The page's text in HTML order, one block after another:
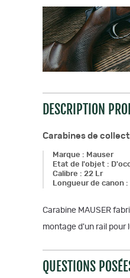
DESCRIPTION
Carabines de
Marque : Mauser
Etat de l'objet :
Calibre : 22 Lr
Longueur de canon :
Carabine MAUSER
montage d'un rail
QUESTIONS